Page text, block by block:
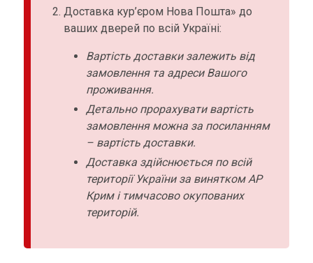
Доставка кур’єром Нова Пошта» до
ваших дверей по всій Україні:
Вартість доставки залежить від
замовлення та адреси Вашого
проживання.
Детально прорахувати вартість
замовлення можна за посиланням
– вартість доставки.
Доставка здійснюється по всій
території України за винятком АР
Крим і тимчасово окупованих
територій.